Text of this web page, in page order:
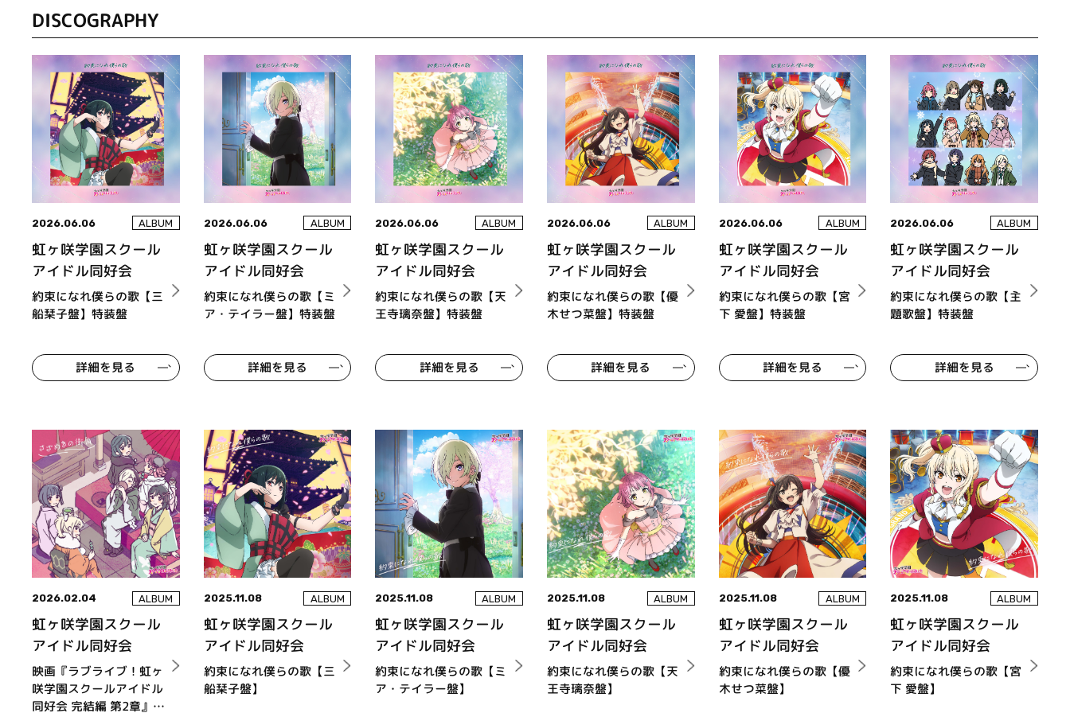
DISCOGRAPHY
2026.06.06 ALBUM
虹ヶ咲学園スクール
アイドル同好会
約束になれ僕らの歌【三
船栞子盤】特装盤
詳細を見る
2026.06.06 ALBUM
虹ヶ咲学園スクール
アイドル同好会
約束になれ僕らの歌【ミ
ア・テイラー盤】特装盤
詳細を見る
2026.06.06 ALBUM
虹ヶ咲学園スクール
アイドル同好会
約束になれ僕らの歌【天
王寺璃奈盤】特装盤
詳細を見る
2026.06.06 ALBUM
虹ヶ咲学園スクール
アイドル同好会
約束になれ僕らの歌【優
木せつ菜盤】特装盤
詳細を見る
2026.06.06 ALBUM
虹ヶ咲学園スクール
アイドル同好会
約束になれ僕らの歌【宮
下 愛盤】特装盤
詳細を見る
2026.06.06 ALBUM
虹ヶ咲学園スクール
アイドル同好会
約束になれ僕らの歌【主
題歌盤】特装盤
詳細を見る
2026.02.04 ALBUM
虹ヶ咲学園スクール
アイドル同好会
映画『ラブライブ！虹ヶ
咲学園スクールアイドル
同好会 完結編 第2章』オ
2025.11.08 ALBUM
虹ヶ咲学園スクール
アイドル同好会
約束になれ僕らの歌【三
船栞子盤】
2025.11.08 ALBUM
虹ヶ咲学園スクール
アイドル同好会
約束になれ僕らの歌【ミ
ア・テイラー盤】
2025.11.08 ALBUM
虹ヶ咲学園スクール
アイドル同好会
約束になれ僕らの歌【天
王寺璃奈盤】
2025.11.08 ALBUM
虹ヶ咲学園スクール
アイドル同好会
約束になれ僕らの歌【優
木せつ菜盤】
2025.11.08 ALBUM
虹ヶ咲学園スクール
アイドル同好会
約束になれ僕らの歌【宮
下 愛盤】